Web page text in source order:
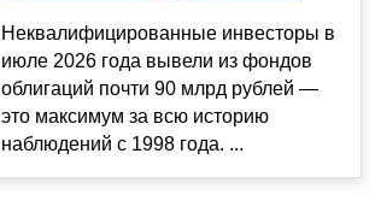
Неквалифицированные инвесторы в
июле 2026 года вывели из фондов
облигаций почти 90 млрд рублей —
это максимум за всю историю
наблюдений с 1998 года. ...